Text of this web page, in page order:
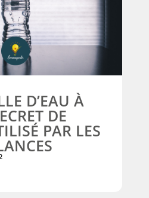
D’EAU À
DE
PAR LES